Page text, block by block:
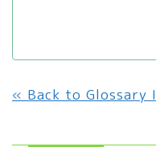
« Back to Glossary